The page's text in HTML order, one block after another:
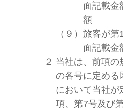
面記載金
額
（９） 旅客が第
面記載金
２ 当社は、前項の
の各号に定める
において当社が
項、第7号及び